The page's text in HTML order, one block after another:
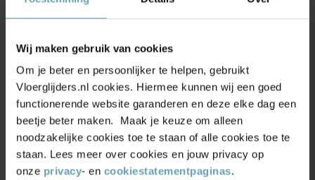
Wij maken gebruik van cookies
Om je beter en persoonlijker te helpen, gebruikt
Vloerglijders.nl cookies. Hiermee kunnen wij een goed
functionerende website garanderen en deze elke dag een
beetje beter maken. Maak je keuze om alleen
noodzakelijke cookies toe te staan of alle cookies toe te
staan. Lees meer over cookies en jouw privacy op
onze privacy- en cookiestatementpaginas.
Maatvoering
Montage
Productbeoordelingen
4.9/5(17.500+ reviews)